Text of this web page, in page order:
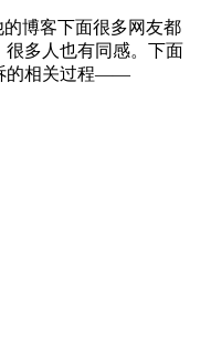
博客下面很多网友都
多人也有同感。下面
的相关过程——